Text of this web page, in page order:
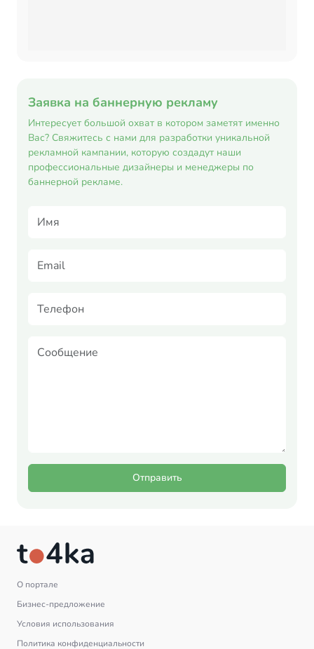
Заявка на баннерную рекламу
Интересует большой охват в котором заметят именно
Вас? Свяжитесь с нами для разработки уникальной
рекламной кампании, которую создадут наши
профессиональные дизайнеры и менеджеры по
баннерной рекламе.
Отправить
О портале
Бизнес-предложение
Условия использования
Политика конфиденциальности